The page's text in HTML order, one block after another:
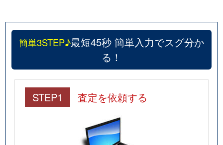
簡単3STEP♪最短45秒 簡単入力でスグ分か
る！
STEP1 査定を依頼する